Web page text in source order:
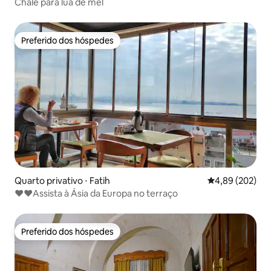
Preferido dos hóspedes
Preferido dos hóspedes
Quarto privativo ⋅ Fatih 4,89 de uma
4,89 (202)
❤❤Assista à Ásia da Europa no terraço
Preferido dos hóspedes
Preferido dos hóspedes